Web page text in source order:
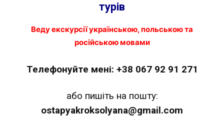
турів
Веду екскурсії українською, польською та
російською мовами
Телефонуйте мені: +38 067 92 91 271
або пишіть на пошту:
ostapyakroksolyana@gmail.com